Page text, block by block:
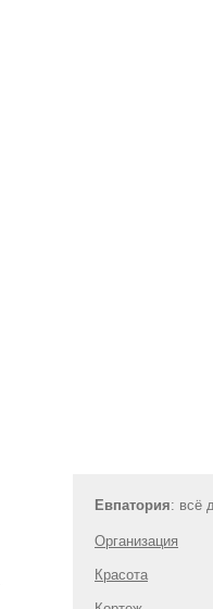
Евпатория: всё
Организация
Красота